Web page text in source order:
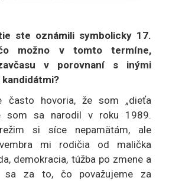
ste oznámili symbolicky 17.
možno v tomto termíne,
v porovnaní s inými
hovoria, že som „dieťa
som sa narodil v roku 1989.
si síce nepamätám, ale
mi rodičia od malička
demokracia, túžba po zmene a
sa za to, čo považujeme za